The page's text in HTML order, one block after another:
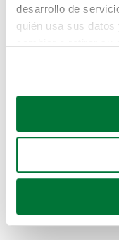
desarrollo de
quién usa sus
Si lo permite,
Recopilar
Identificar su
para buscar
Obtenga más
Pero puedes
buscando en
Coches de
Coches de km0